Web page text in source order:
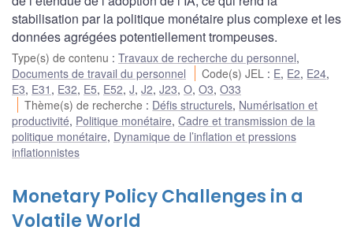
stabilisation par la politique monétaire plus complexe et les
données agrégées potentiellement trompeuses.
Type(s) de contenu : Travaux de recherche du personnel,
Documents de travail du personnel
Code(s) JEL : E, E2, E24,
E3, E31 , E32, E5, E52, J, J2, J23, O, O3, O33
Thème(s) de recherche : Défis structurels, Numérisation et
productivité, Politique monétaire, Cadre et transmission de la
politique monétaire, Dynamique de l’inflation et pressions
inflationnistes
Monetary Policy Challenges in a
Volatile World